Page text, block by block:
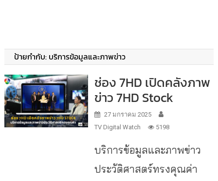
ป้ายกำกับ: บริการข้อมูลและภาพข่าว
ช่อง 7HD เปิดคลังภาพ
ข่าว 7HD Stock
27 มกราคม 2025
TV Digital Watch
5198
บริการข้อมูลและภาพข่าว
ประวัติศาสตร์ทรงคุณค่า